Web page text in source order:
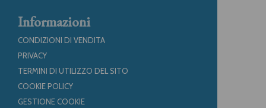
Informazioni
CONDIZIONI DI VENDITA
PRIVACY
TERMINI DI UTILIZZO DEL SITO
COOKIE POLICY
GESTIONE COOKIE